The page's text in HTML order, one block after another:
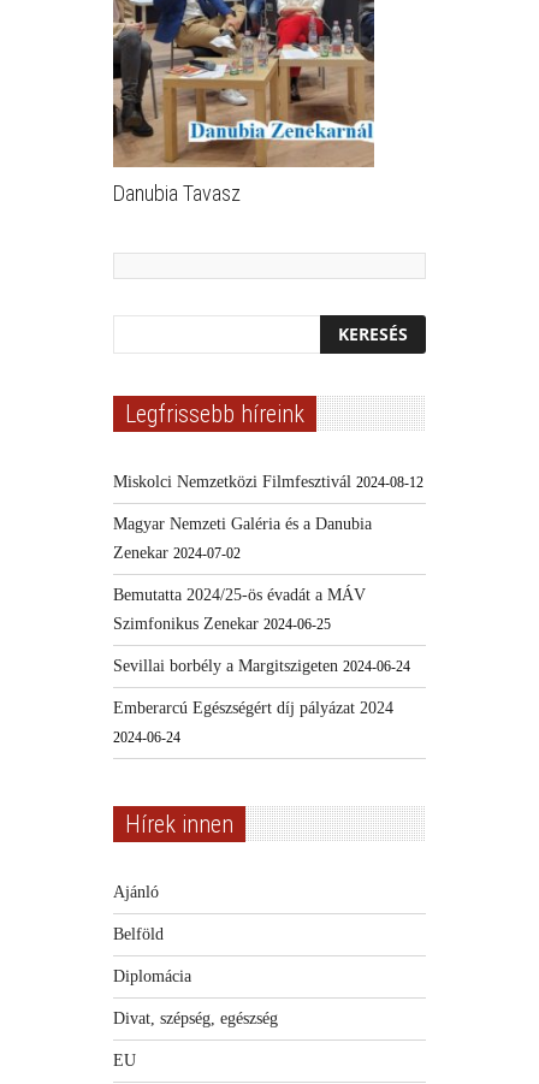
Danubia Tavasz
Legfrissebb híreink
Miskolci Nemzetközi Filmfesztivál 2024-08-12
Magyar Nemzeti Galéria és a Danubia
Zenekar 2024-07-02
Bemutatta 2024/25-ös évadát a MÁV
Szimfonikus Zenekar 2024-06-25
Sevillai borbély a Margitszigeten 2024-06-24
Emberarcú Egészségért díj pályázat 2024
2024-06-24
Hírek innen
Ajánló
Belföld
Diplomácia
Divat, szépség, egészség
EU